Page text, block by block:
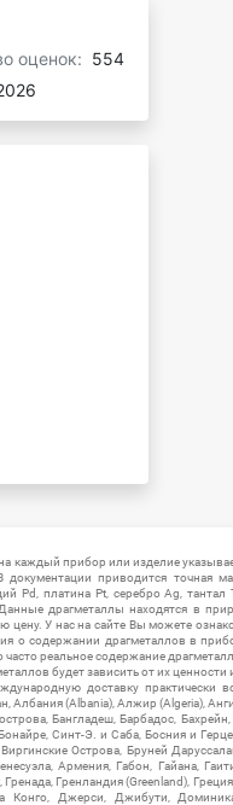
оценок: 554
каждый прибор или изделие
документации приводится точная
Pd, платина Pt, серебро Ag,
драгметаллы находятся в
У нас на сайте Вы можете
о содержании драгметаллов в
реальное содержание
будет зависить от их ценности
доставку практически
Албания (Albania), Алжир (Algeria),
Бангладеш, Барбадос,
Синт-Э. и Саба, Босния и
Острова, Бруней
Армения, Габон, Гайана,
Гренландия (Greenland),
Конго, Джерси, Джибути,